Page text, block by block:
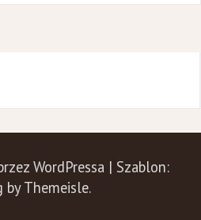
WordPressa | Szablon:
by Themeisle.